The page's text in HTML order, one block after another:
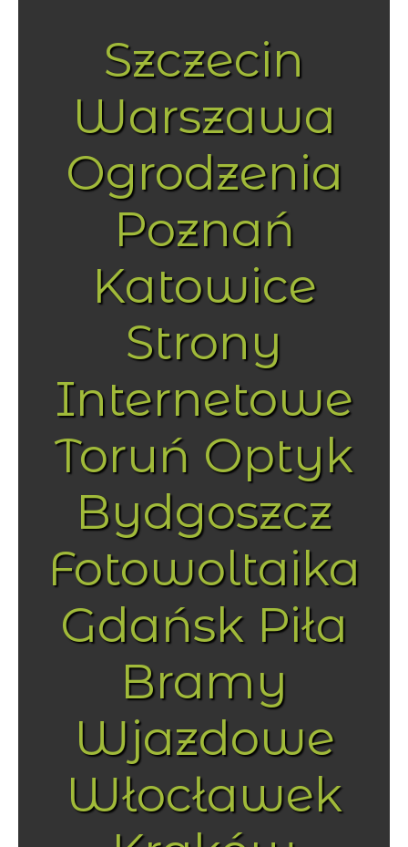
Szczecin
Warszawa
Ogrodzenia
Poznań
Katowice
Strony
Internetowe
Toruń Optyk
Bydgoszcz
Fotowoltaika
Gdańsk Piła
Bramy
Wjazdowe
Włocławek